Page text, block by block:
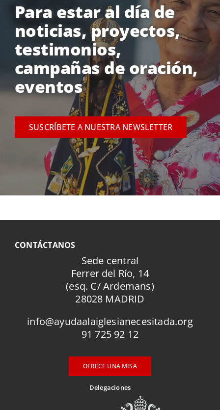
Para estar al día de
noticias, proyectos,
testimonios,
campañas de oración,
eventos
SUSCRÍBETE A NUESTRA NEWSLETTER
CONTÁCTANOS
Sede central
Ferrer del Río, 14
(esq. C/ Ardemans)
28028 MADRID
info@ayudaalaiglesianecesitada.org
91 725 92 12
OFRECE UNA MISA
Delegaciones